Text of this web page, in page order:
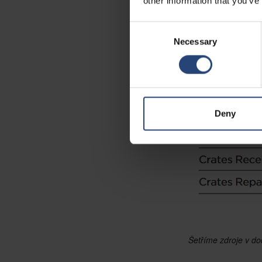
Necessary
Deny
do dalších
kapacit posílí
zároveň podpoří
Šetříme zdroje v